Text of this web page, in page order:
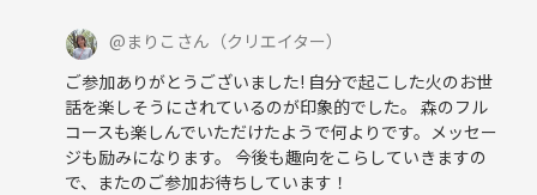
@まりこさん （クリエイター）
ご参加ありがとうございました! 自分で起こした火のお世
話を楽しそうにされているのが印象的でした。 森のフル
コースも楽しんでいただけたようで何よりです。メッセー
ジも励みになります。 今後も趣向をこらしていきますの
で、またのご参加お待ちしています！